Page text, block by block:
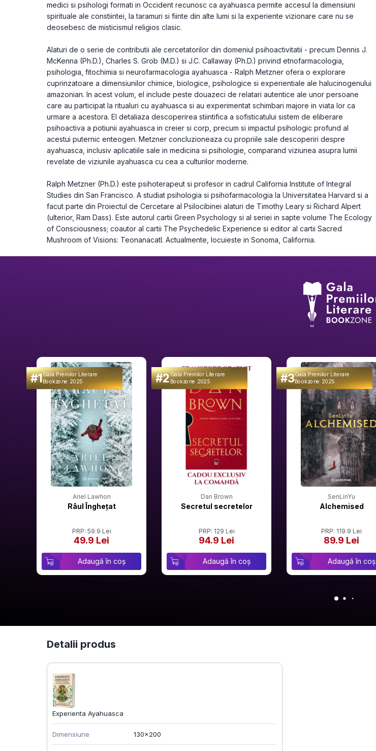
medici si psihologi formati in Occident recunosc ca ayahuasca permite accesul la dimensiuni
spirituale ale constiintei, la taramuri si fiinte din alte lumi si la experiente vizionare care nu se
deosebesc de misticismul religios clasic.
Alaturi de o serie de contributii ale cercetatorilor din domeniul psihoactivitatii - precum Dennis J.
McKenna (Ph.D.), Charles S. Grob (M.D.) si J.C. Callaway (Ph.D.) privind etnofarmacologia,
psihologia, fitochimia si neurofarmacologia ayahuasca - Ralph Metzner ofera o explorare
cuprinzatoare a dimensiunilor chimice, biologice, psihologice si experientiale ale halucinogenului
amazonian. In acest volum, el include peste douazeci de relatari autentice ale unor persoane
care au participat la ritualuri cu ayahuasca si au experimentat schimbari majore in viata lor ca
urmare a acestora. El detaliaza descoperirea stiintifica a sofisticatului sistem de eliberare
psihoactiva a potiunii ayahuasca in creier si corp, precum si impactul psihologic profund al
acestui puternic enteogen. Metzner concluzioneaza cu propriile sale descoperiri despre
ayahuasca, inclusiv aplicatiile sale in medicina si psihologie, comparand viziunea asupra lumii
revelate de viziunile aya­huasca cu cea a culturilor moderne.
Ralph Metzner (Ph.D.) este psihoterapeut si profesor in cadrul California Institute of Integral
Studies din San Francisco. A studiat psiho­logia si psihofarmacologia la Universitatea Harvard si a
facut parte din Proiectul de Cercetare al Psilocibinei alaturi de Timothy Leary si Richard Alpert
(ulterior, Ram Dass). Este autorul cartii Green Psychology si al seriei in sapte volume The Eco­logy
of Consciousness; coautor al cartii The Psychedelic Experience si editor al cartii Sacred
Mushroom of Visions: Teonanacatl. Actualmente, locuieste in Sonoma, California.
#1Gala Premilor Literare
Bookzone 2025
Ariel Lawhon
Râul Înghețat
PRP: 59.9 Lei
49.9 Lei
Adaugă în coș
#2Gala Premilor Literare
Bookzone 2025
Dan Brown
Secretul secretelor
PRP: 129 Lei
94.9 Lei
Adaugă în coș
#3Gala Premilor Literare
Bookzone 2025
SenLinYu
Alchemised
PRP: 119.9 Lei
89.9 Lei
Adaugă în coș
Detalii produs
Experienta Ayahuasca
Dimensiune 130x200